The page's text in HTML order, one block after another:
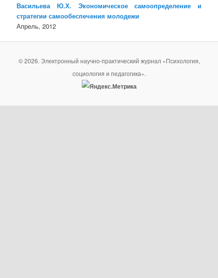
Васильева Ю.Х. Экономическое самоопределение и
стратегии самообеспечения молодежи
Апрель, 2012
© 2026. Электронный научно-практический журнал «Психология,
социология и педагогика».